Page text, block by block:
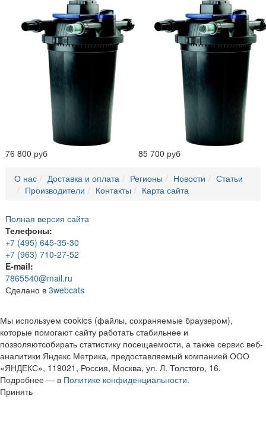
76 800 руб 85 700 руб
О нас Доставка и оплата Регионы Новости
Статьи
Производители
Контакты Карта сайта
Полная версия сайта
Телефоны:
+7 (495) 645-35-30
+7 (963) 710-27-52
E-mail:
7865540@mail.ru
Сделано в 3webcats
Мы используем cookies (файлы, сохраняемые браузером),
которые помогают сайту работать стабильнее и
позволяютсобирать статистику посещаемости, а также сервис веб-
аналитики Яндекс Метрика, предоставляемый компанией ООО
«ЯНДЕКС», 119021, Россия, Москва, ул. Л. Толстого, 16.
Подробнее — в Политике конфиденциальности.
Принять